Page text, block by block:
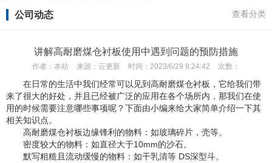
公司动态 查看分类
讲解高耐磨煤仓衬板使用中遇到问题的预防措施
作者： 本站 来源： 云更新 时间： 2023/6/29 9:24:42 次数：
在日常的生活中我们经常可以见到高耐磨煤仓衬板，它给我们带
来了很大的好处，并且已经被广泛的应用在各个场所内，那我们在使
用的时候需要注意哪些事项呢？下面由小编来给大家简单介绍一下其
相关知识点。
高耐磨煤仓衬板边缘锋利的物料：如玻璃碎片，壳等。
密度较大的物料：如直径大于10mm的沙石。
默写粗糙且流动缓慢的物料：如干乳清等 DS深型斗。